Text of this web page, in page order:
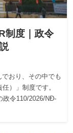
制度｜政令
おり、その中でも
）」制度です。
政令110/2026/NĐ-